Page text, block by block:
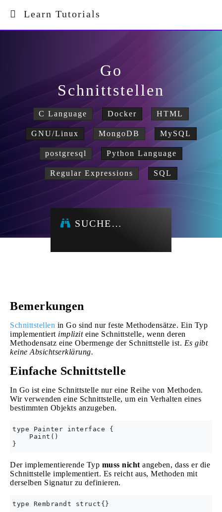
Learn Tutorials
Go
Schnittstellen
C Language Docker HTML
GNU/Linux MongoDB MySQL
postgresql Python Language
Regular Expressions SQL
SUCHE…
Bemerkungen
Schnittstellen in Go sind nur feste Methodensätze. Ein Typ
implementiert impliziteine Schnittstelle, wenn deren
Methodensatz eine Obermenge der Schnittstelle ist. Es gibt
keine Absichtserklärung.
Einfache Schnittstelle
In Go ist eine Schnittstelle nur eine Reihe von Methoden.
Wir verwenden eine Schnittstelle, um ein Verhalten eines
bestimmten Objekts anzugeben.
type Painter interface {
    Paint()
Der implementierende Typ muss nicht angeben, dass er die
Schnittstelle implementiert. Es reicht aus, Methoden mit
derselben Signatur zu definieren.
type Rembrandt struct{}